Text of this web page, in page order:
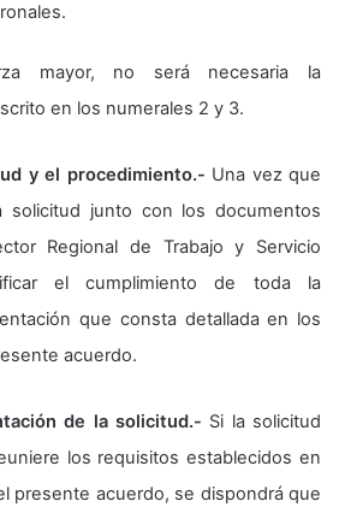
mayor, no será necesaria la
en los numerales 2 y 3.
y el procedimiento.- Una vez que
solicitud junto con los documentos
Regional de Trabajo y Servicio
el cumplimiento de toda la
que consta detallada en los
acuerdo.
de la solicitud.- Si la solicitud
los requisitos establecidos en
presente acuerdo, se dispondrá que